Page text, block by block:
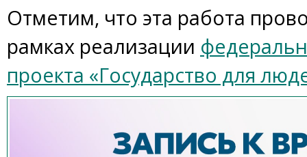
Отметим, что эта работа
рамках реализации
проекта «Государство для